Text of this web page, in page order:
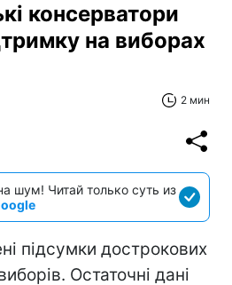
консерватори
на виборах
2 мин
шум! Читай только суть из
підсумки дострокових
Остаточні дані